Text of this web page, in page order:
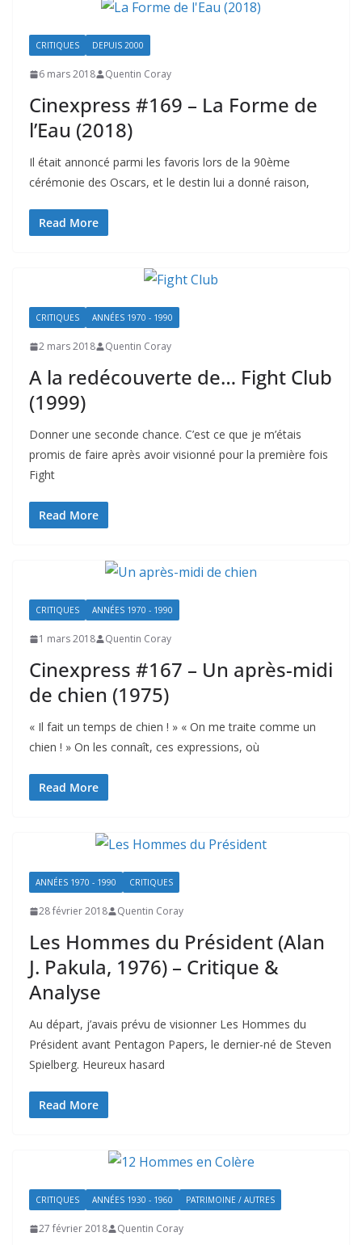
CRITIQUES DEPUIS 2000
6 mars 2018 Quentin Coray
Cinexpress #169 – La Forme de
l’Eau (2018)
Il était annoncé parmi les favoris lors de la 90ème
cérémonie des Oscars, et le destin lui a donné raison,
Read More
CRITIQUES ANNÉES 1970 - 1990
2 mars 2018 Quentin Coray
A la redécouverte de… Fight Club
(1999)
Donner une seconde chance. C’est ce que je m’étais
promis de faire après avoir visionné pour la première fois
Fight
Read More
CRITIQUES ANNÉES 1970 - 1990
1 mars 2018 Quentin Coray
Cinexpress #167 – Un après-midi
de chien (1975)
« Il fait un temps de chien ! » « On me traite comme un
chien ! » On les connaît, ces expressions, où
Read More
ANNÉES 1970 - 1990 CRITIQUES
28 février 2018 Quentin Coray
Les Hommes du Président (Alan
J. Pakula, 1976) – Critique &
Analyse
Au départ, j’avais prévu de visionner Les Hommes du
Président avant Pentagon Papers, le dernier-né de Steven
Spielberg. Heureux hasard
Read More
CRITIQUES ANNÉES 1930 - 1960 PATRIMOINE / AUTRES
27 février 2018 Quentin Coray